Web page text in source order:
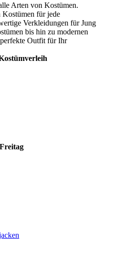
Arten von Kostümen.
für jede
Verkleidungen für Jung
bis hin zu modernen
Outfit für Ihr